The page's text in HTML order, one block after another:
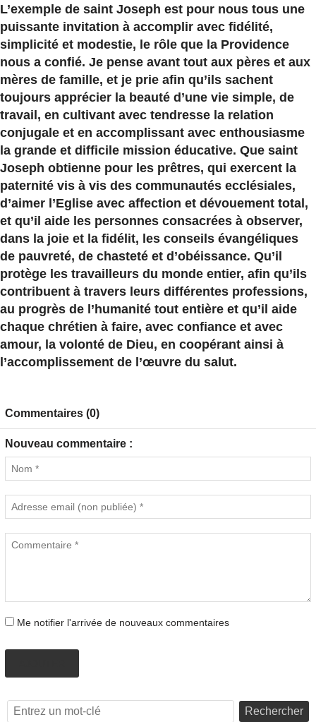
L’exemple de saint Joseph est pour nous tous une
puissante invitation à accomplir avec fidélité,
simplicité et modestie, le rôle que la Providence
nous a confié. Je pense avant tout aux pères et aux
mères de famille, et je prie afin qu’ils sachent
toujours apprécier la beauté d’une vie simple, de
travail, en cultivant avec tendresse la relation
conjugale et en accomplissant avec enthousiasme
la grande et difficile mission éducative. Que saint
Joseph obtienne pour les prêtres, qui exercent la
paternité vis à vis des communautés ecclésiales,
d’aimer l’Eglise avec affection et dévouement total,
et qu’il aide les personnes consacrées à observer,
dans la joie et la fidélit, les conseils évangéliques
de pauvreté, de chasteté et d’obéissance. Qu’il
protège les travailleurs du monde entier, afin qu’ils
contribuent à travers leurs différentes professions,
au progrès de l’humanité tout entière et qu’il aide
chaque chrétien à faire, avec confiance et avec
amour, la volonté de Dieu, en coopérant ainsi à
l’accomplissement de l’œuvre du salut.
Commentaires (0)
Nouveau commentaire :
Me notifier l'arrivée de nouveaux commentaires
Rechercher